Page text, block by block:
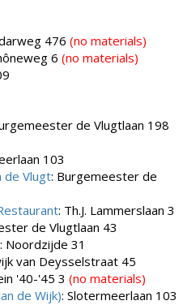
476 (no materials)
6 (no materials)
de Vlugtlaan 198
103
de Vlugt: Burgemeester de
: Th.J. Lammerslaan 3
de Vlugtlaan 43
: Noordzijde 31
van Deysselstraat 45
'40-'45 3 (no materials)
de Wijk): Slotermeerlaan 103